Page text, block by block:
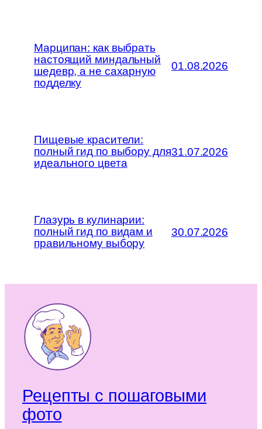
Марципан: как выбрать
настоящий миндальный
шедевр, а не сахарную
подделку
01.08.2026
Пищевые красители:
полный гид по выбору для
идеального цвета
31.07.2026
Глазурь в кулинарии:
полный гид по видам и
правильному выбору
30.07.2026
Рецепты с пошаговыми
фото